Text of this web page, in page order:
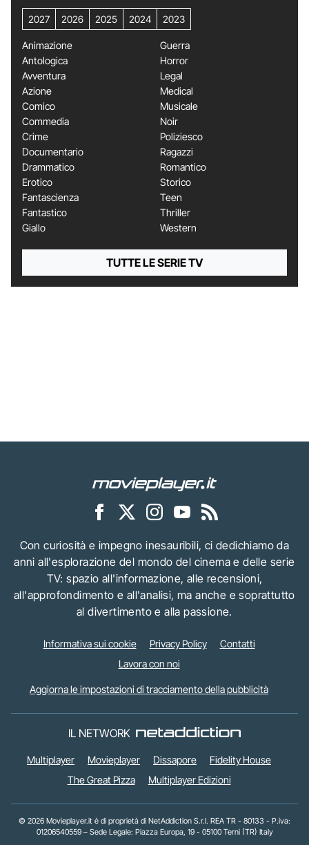
2027 2026 2025 2024 2023
Animazione
Antologica
Avventura
Azione
Comico
Commedia
Crime
Documentario
Drammatico
Erotico
Fantascienza
Fantastico
Giallo
Guerra
Horror
Legal
Medical
Musicale
Noir
Poliziesco
Ragazzi
Romantico
Storico
Teen
Thriller
Western
TUTTE LE SERIE TV
Con curiosità e impegno inesauribili, ci dedichiamo da
anni all'esplorazione del mondo del cinema e delle serie
TV: spazio all'informazione, alle recensioni,
all'approfondimento e all'analisi, ma anche e soprattutto
al divertimento e alla passione.
Informativa sui cookie Privacy Policy
Contatti
Lavora con noi
Aggiorna le impostazioni di tracciamento della pubblicità
IL NETWORK
Multiplayer Movieplayer Dissapore
Fidelity House
The Great Pizza
Multiplayer Edizioni
© 2026 Movieplayer.it è di proprietà di NetAddiction S.r.l. REA TR - 80133 - P.iva:
01206540559 – Sede Legale: Piazza Europa, 19 - 05100 Terni (TR) Italy